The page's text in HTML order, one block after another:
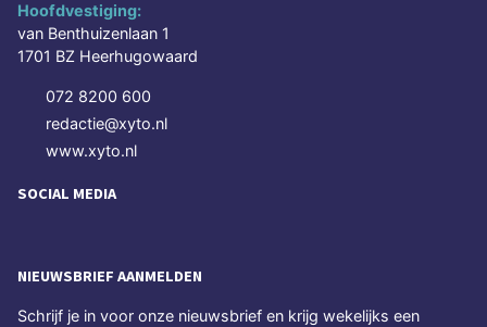
Hoofdvestiging:
van Benthuizenlaan 1
1701 BZ Heerhugowaard
072 8200 600
redactie@xyto.nl
www.xyto.nl
SOCIAL MEDIA
NIEUWSBRIEF AANMELDEN
Schrijf je in voor onze nieuwsbrief en krijg wekelijks een